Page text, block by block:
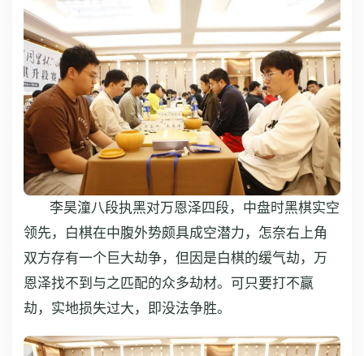
李昊潼八段执黑对万恩泽四段，中盘时黑棋实空
领先，白棋在中腹外势颇具成空潜力，怎奈右上角
双方存有一个巨大劫争，但因是白棋的缓气劫，万
恩泽找不到与之匹配的众多劫材。可只要打不赢
劫，实地损失过大，即没法争胜。